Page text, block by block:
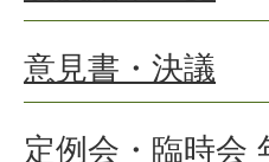
意見書・決議
定例会・臨時会